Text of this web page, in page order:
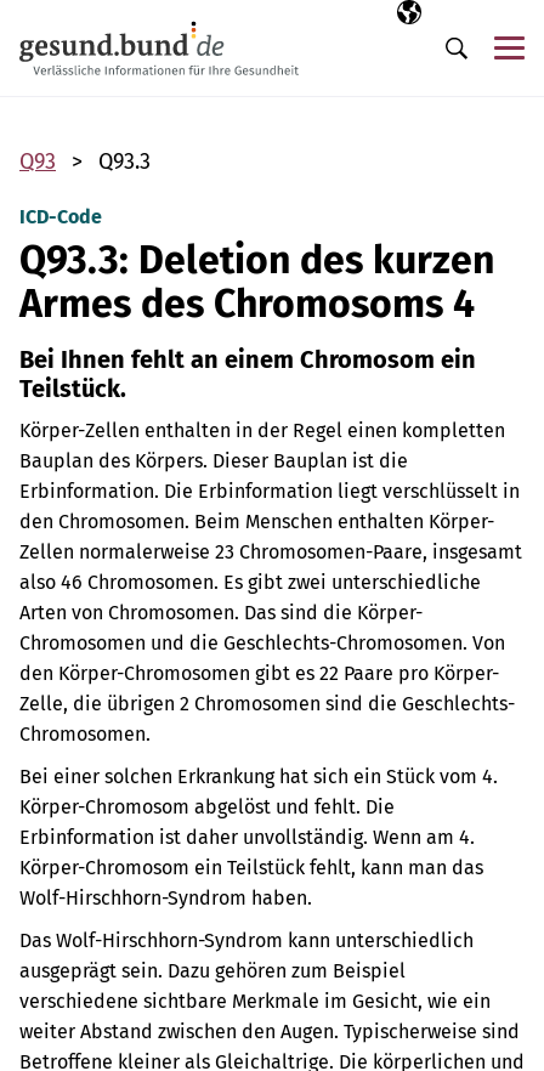
Ausgewählte
DE
Suche
Q93 Q93.3
ICD-Code
Q93.3: Deletion des kurzen
Armes des Chromosoms 4
Bei Ihnen fehlt an einem Chromosom ein
Teilstück.
Körper-Zellen enthalten in der Regel einen kompletten
Bauplan des Körpers. Dieser Bauplan ist die
Erbinformation. Die Erbinformation liegt verschlüsselt in
den Chromosomen. Beim Menschen enthalten Körper-
Zellen normalerweise 23 Chromosomen-Paare, insgesamt
also 46 Chromosomen. Es gibt zwei unterschiedliche
Arten von Chromosomen. Das sind die Körper-
Chromosomen und die Geschlechts-Chromosomen. Von
den Körper-Chromosomen gibt es 22 Paare pro Körper-
Zelle, die übrigen 2 Chromosomen sind die Geschlechts-
Chromosomen.
Bei einer solchen Erkrankung hat sich ein Stück vom 4.
Körper-Chromosom abgelöst und fehlt. Die
Erbinformation ist daher unvollständig. Wenn am 4.
Körper-Chromosom ein Teilstück fehlt, kann man das
Wolf-Hirschhorn-Syndrom haben.
Das Wolf-Hirschhorn-Syndrom kann unterschiedlich
ausgeprägt sein. Dazu gehören zum Beispiel
verschiedene sichtbare Merkmale im Gesicht, wie ein
weiter Abstand zwischen den Augen. Typischerweise sind
Betroffene kleiner als Gleichaltrige. Die körperlichen und